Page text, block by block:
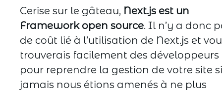
Cerise sur le gâteau, Next.js est un
Framework open source. Il n’y a donc
de coût lié à l’utilisation de Next.js et
trouverais facilement des développeurs
pour reprendre la gestion de votre site si
jamais nous étions amenés à ne plus